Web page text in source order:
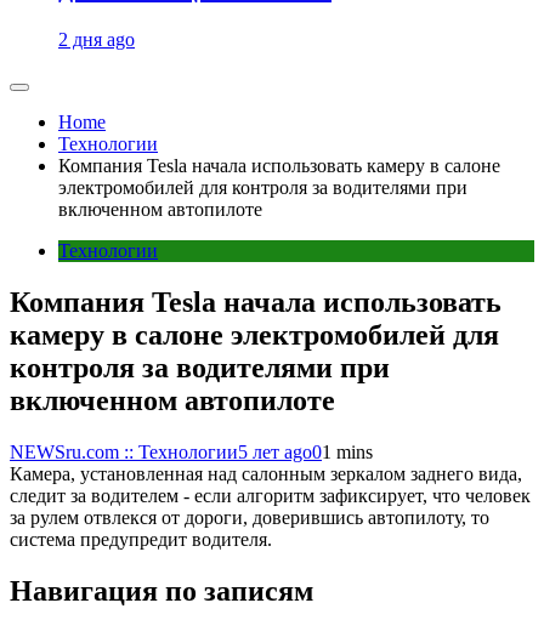
2 дня ago
Home
Технологии
Компания Tesla начала использовать камеру в салоне
электромобилей для контроля за водителями при
включенном автопилоте
Технологии
Компания Tesla начала использовать
камеру в салоне электромобилей для
контроля за водителями при
включенном автопилоте
NEWSru.com :: Технологии5 лет ago01 mins
Камера, установленная над салонным зеркалом заднего вида,
следит за водителем - если алгоритм зафиксирует, что человек
за рулем отвлекся от дороги, доверившись автопилоту, то
система предупредит водителя.
Навигация по записям